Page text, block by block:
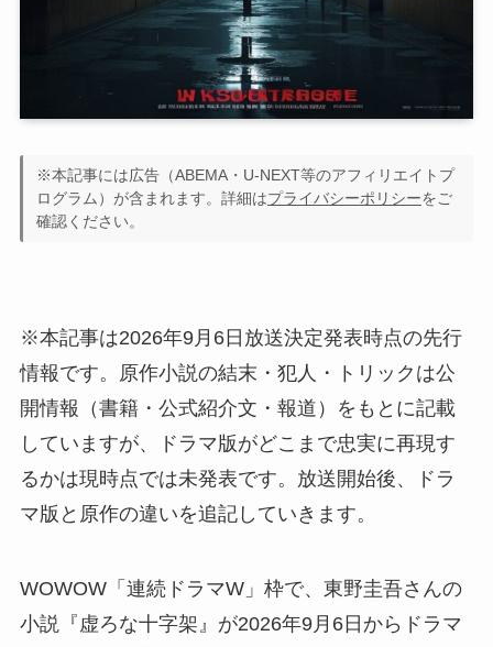
※本記事には広告（ABEMA・U-NEXT等のアフィリエイトプ
ログラム）が含まれます。詳細はプライバシーポリシーをご
確認ください。
※本記事は2026年9月6日放送決定発表時点の先行
情報です。原作小説の結末・犯人・トリックは公
開情報（書籍・公式紹介文・報道）をもとに記載
していますが、ドラマ版がどこまで忠実に再現す
るかは現時点では未発表です。放送開始後、ドラ
マ版と原作の違いを追記していきます。
WOWOW「連続ドラマW」枠で、東野圭吾さんの
小説『虚ろな十字架』が2026年9月6日からドラマ